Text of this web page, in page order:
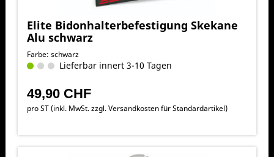
Elite Bidonhalterbefestigung Skekane
Alu schwarz
Farbe: schwarz
Lieferbar innert 3-10 Tagen
49,90 CHF
pro ST (inkl. MwSt. zzgl.Versandkosten für Standardartikel)